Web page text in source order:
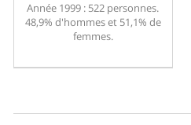
Année 1999 : 522 personnes.
48,9% d'hommes et 51,1% de
femmes.